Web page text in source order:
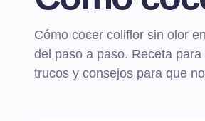
Cómo cocer coliflor sin olor
del paso a paso. Receta
trucos y consejos para que